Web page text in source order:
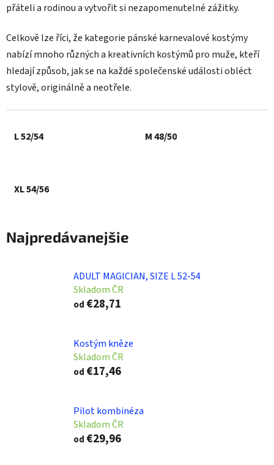
přáteli a rodinou a vytvořit si nezapomenutelné zážitky.
Celkově lze říci, že kategorie pánské karnevalové kostýmy
nabízí mnoho různých a kreativních kostýmů pro muže, kteří
hledají způsob, jak se na každé společenské události obléct
stylově, originálně a neotřele.
L 52/54 M 48/50
XL 54/56
Najpredávanejšie
ADULT MAGICIAN, SIZE L 52-54
Skladom ČR
od €28,71
Kostým kněze
Skladom ČR
od €17,46
Pilot kombinéza
Skladom ČR
od €29,96